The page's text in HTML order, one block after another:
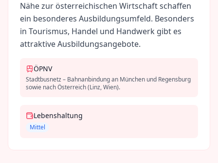
Nähe zur österreichischen Wirtschaft schaffen
ein besonderes Ausbildungsumfeld. Besonders
in Tourismus, Handel und Handwerk gibt es
attraktive Ausbildungsangebote.
ÖPNV
Stadtbusnetz – Bahnanbindung an München und Regensburg
sowie nach Österreich (Linz, Wien).
Lebenshaltung
Mittel